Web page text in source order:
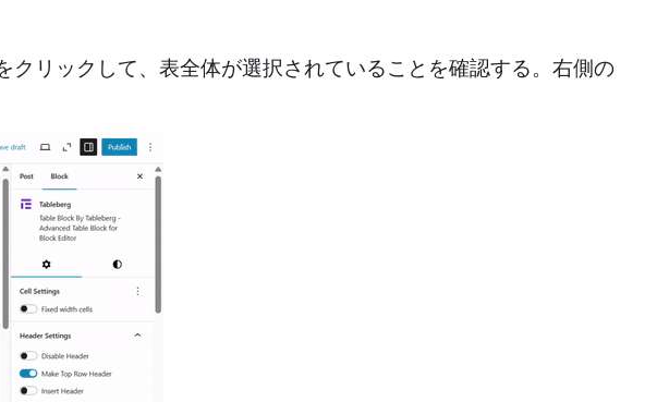
リックして、表全体が選択されていることを確認する。右側の